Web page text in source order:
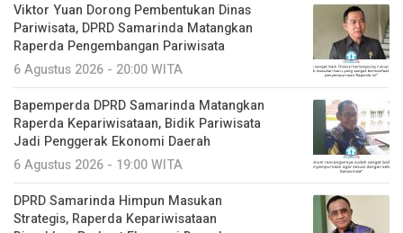
Viktor Yuan Dorong Pembentukan Dinas
Pariwisata, DPRD Samarinda Matangkan
Raperda Pengembangan Pariwisata
6 Agustus 2026 - 20:00 WITA
Bapemperda DPRD Samarinda Matangkan
Raperda Kepariwisataan, Bidik Pariwisata
Jadi Penggerak Ekonomi Daerah
6 Agustus 2026 - 19:00 WITA
DPRD Samarinda Himpun Masukan
Strategis, Raperda Kepariwisataan